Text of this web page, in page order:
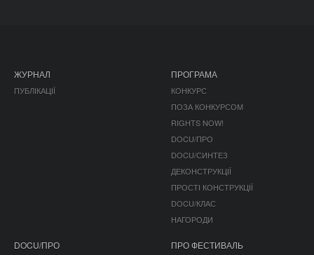
ЖУРНАЛ
ПУБЛІКАЦІЇ
ПРОГРАМА
КОНКУРС
ПОЗА КОНКУРСОМ
RIGHTS NOW!
DOCU/ПРО
DOCU/СИНТЕЗ
ДЕКОНСТРУКЦІЇ
ПРОСТІ КОНСТРУКЦІЇ
DOCU/КЛАС
НАГОРОДИ
DOCU/ПРО ПРО ФЕСТИВАЛЬ